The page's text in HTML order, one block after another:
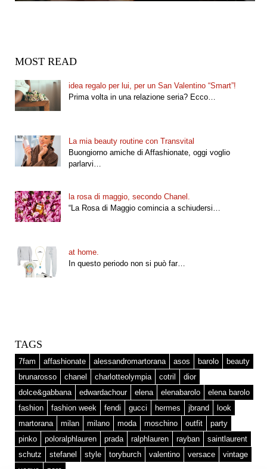
MOST READ
idea regalo per lui, per un San Valentino “Smart”!
Prima volta in una relazione seria? Ecco…
La mia beauty routine con Transvital
Buongiorno amiche di Affashionate, oggi voglio
parlarvi…
la rosa di maggio, secondo Chanel.
“La Rosa di Maggio comincia a schiudersi…
at home.
In questo periodo non si può far…
TAGS
7fam affashionate alessandromartorana asos barolo
beauty
brunarosso
chanel charlotteolympia cotril
dior
dolce&gabbana
edwardachour elena elenabarolo
elena barolo
fashion
fashion week fendi gucci hermes jbrand
look
martorana
milan milano moda moschino outfit
party
pinko
poloralphlauren prada ralphlauren rayban
saintlaurent
schutz
stefanel style toryburch valentino versace
vintage